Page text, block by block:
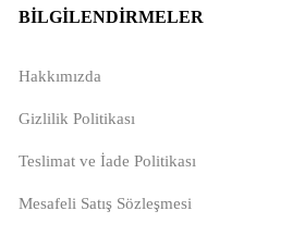
BILGILENDIRMELER
Hakkımızda
Gizlilik Politikası
Teslimat ve İade Politikası
Mesafeli Satış Sözleşmesi